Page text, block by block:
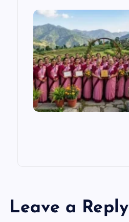
Leave a Reply